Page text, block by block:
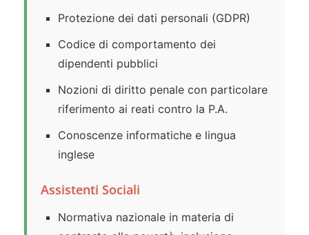
Protezione dei dati personali (GDPR)
Codice di comportamento dei
dipendenti pubblici
Nozioni di diritto penale con particolare
riferimento ai reati contro la P.A.
Conoscenze informatiche e lingua
inglese
Assistenti Sociali
Normativa nazionale in materia di